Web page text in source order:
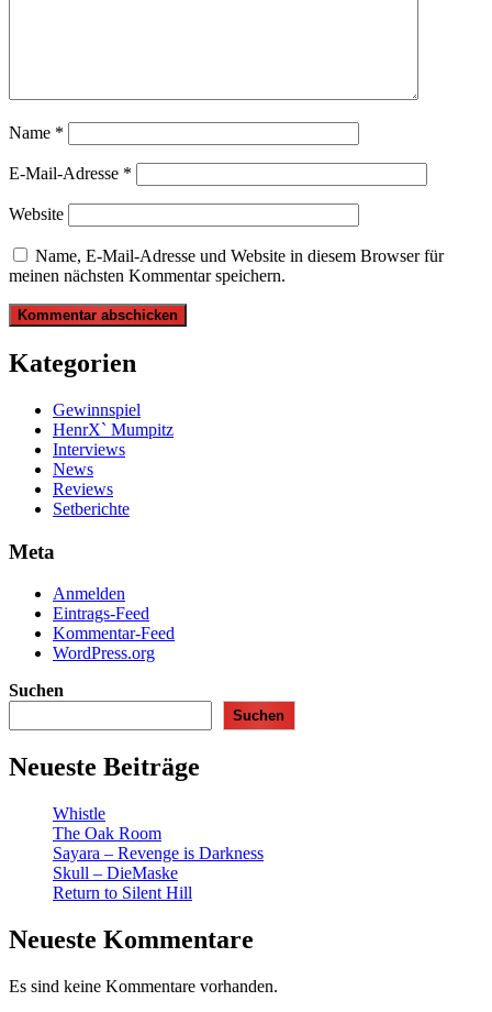
Name *
E-Mail-Adresse *
Website
Name, E-Mail-Adresse und Website in diesem Browser für
meinen nächsten Kommentar speichern.
Kategorien
Gewinnspiel
HenrX` Mumpitz
Interviews
News
Reviews
Setberichte
Meta
Anmelden
Eintrags-Feed
Kommentar-Feed
WordPress.org
Suchen
Suchen
Neueste Beiträge
Whistle
The Oak Room
Sayara – Revenge is Darkness
Skull – DieMaske
Return to Silent Hill
Neueste Kommentare
Es sind keine Kommentare vorhanden.